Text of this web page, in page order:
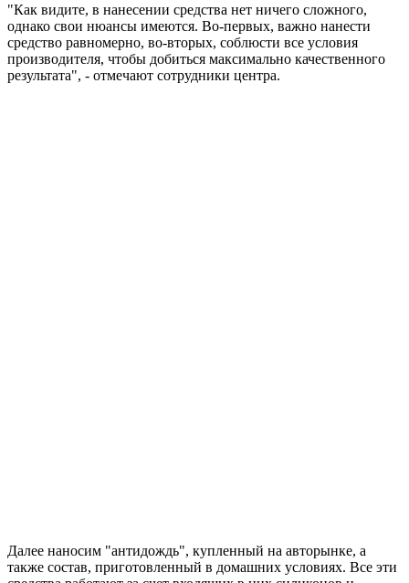
"Как видите, в нанесении средства нет ничего сложного,
однако свои нюансы имеются. Во-первых, важно нанести
средство равномерно, во-вторых, соблюсти все условия
производителя, чтобы добиться максимально качественного
результата", - отмечают сотрудники центра.
Далее наносим "антидождь", купленный на авторынке, а
также состав, приготовленный в домашних условиях. Все эти